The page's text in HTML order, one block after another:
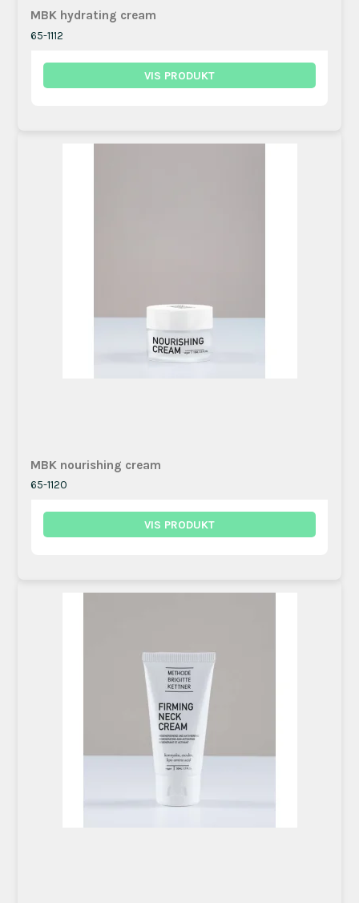
MBK hydrating cream
65-1112
VIS PRODUKT
MBK nourishing cream
65-1120
VIS PRODUKT